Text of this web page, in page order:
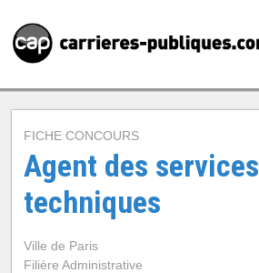
FICHE CONCOURS
Agent des services
techniques
Ville de Paris
Filière Administrative